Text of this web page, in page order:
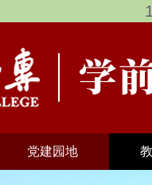
党建园地